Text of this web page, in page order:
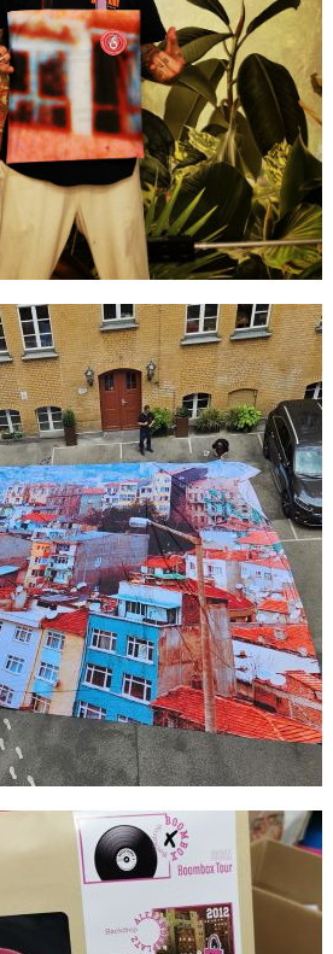
Artikel hinzugefügt
Dein Warenkorb ist fürSekundenreserviert.
Istanbul -